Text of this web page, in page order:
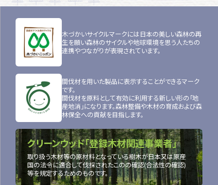
木づかいサイクルマークには日本の美しい森林の再
生を願い森林のサイクルや地球環境を思う人たちの
連携やつながりが表現されています。
間伐材を用いた製品に表示することができるマーク
です。
間伐材を原料として有効に利用する新しい形の「地
産地消」になります。森林整備や木材の育成および森
林保全への貢献を目指します。
クリーンウッド「登録木材関連事業者」
取り扱う木材等の原材料となっている樹木が日本又は原産
国の法令に適合して伐採されたこのの確認(合法性の確認)
等を規定するためのものです。